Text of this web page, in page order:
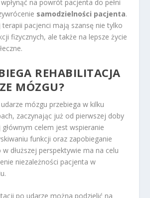
na powrót pacjenta do pełni
samodzielności pacjenta.
terapii pacjenci mają szansę nie tylko
fizycznych, ale także na lepsze życie
REHABILITACJA
MÓZGU?
mózgu przebiega w kilku
zaczynając już od pierwszej doby
głównym celem jest wspieranie
funkcji oraz zapobieganie
w dłuższej perspektywie ma na celu
niezależności pacjenta w
po udarze można podzielić na